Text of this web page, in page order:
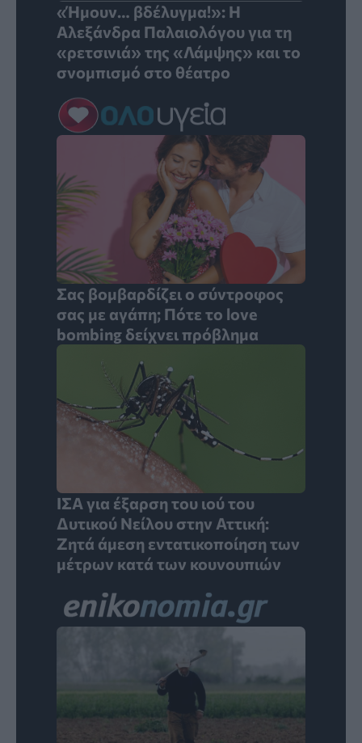
«Ήμουν… βδέλυγμα!»: Η
Αλεξάνδρα Παλαιολόγου για τη
«ρετσινιά» της «Λάμψης» και το
σνομπισμό στο θέατρο
Σας βομβαρδίζει ο σύντροφος
σας με αγάπη; Πότε το love
bombing δείχνει πρόβλημα
ΙΣΑ για έξαρση του ιού του
Δυτικού Νείλου στην Αττική:
Ζητά άμεση εντατικοποίηση των
μέτρων κατά των κουνουπιών